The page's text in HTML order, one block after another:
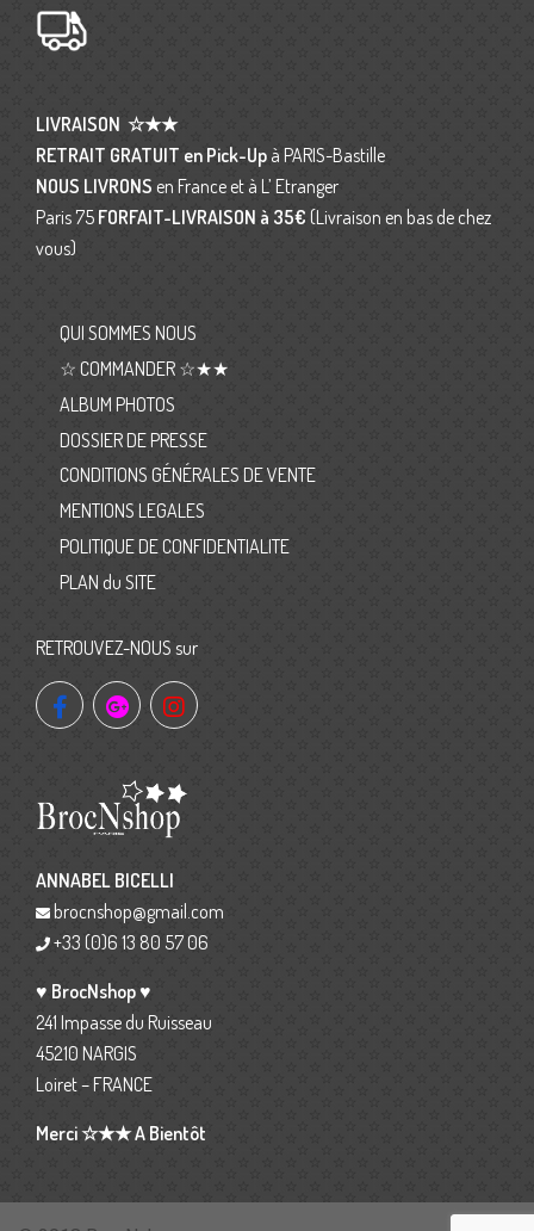
LIVRAISON ☆★★
RETRAIT GRATUIT en Pick-Up à PARIS-Bastille
NOUS LIVRONS en France et à L’ Etranger
Paris 75 FORFAIT-LIVRAISON à 35€ (Livraison en bas de chez
vous)
QUI SOMMES NOUS
☆ COMMANDER ☆★★
ALBUM PHOTOS
DOSSIER DE PRESSE
CONDITIONS GÉNÉRALES DE VENTE
MENTIONS LEGALES
POLITIQUE DE CONFIDENTIALITE
PLAN du SITE
RETROUVEZ-NOUS sur
ANNABEL BICELLI
brocnshop@gmail.com
+33 (0)6 13 80 57 06
♥ BrocNshop ♥
241 Impasse du Ruisseau
45210 NARGIS
Loiret – FRANCE
Merci ☆★★ A Bientôt